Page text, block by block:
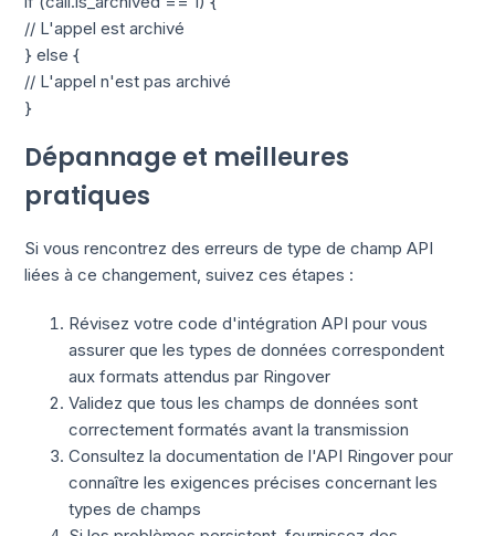
// L'appel est archivé
} else {
// L'appel n'est pas archivé
}
Dépannage et meilleures
pratiques
Si vous rencontrez des erreurs de type de champ API
liées à ce changement, suivez ces étapes :
Révisez votre code d'intégration API pour vous
assurer que les types de données correspondent
aux formats attendus par Ringover
Validez que tous les champs de données sont
correctement formatés avant la transmission
Consultez la documentation de l'API Ringover pour
connaître les exigences précises concernant les
types de champs